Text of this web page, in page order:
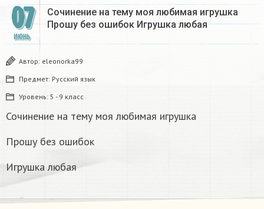
07
ИЮНЬ
Сочинение на тему моя любимая игрушка
Прошу без ошибок Игрушка любая
Автор: eleonorka99
Предмет: Русский язык
Уровень: 5 - 9 класс
Сочинение на тему моя любимая игрушка
Прошу без ошибок
Игрушка любая